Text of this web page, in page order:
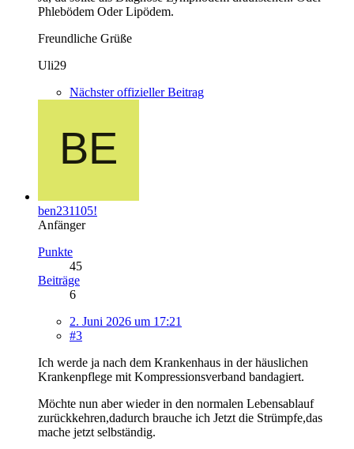
Phlebödem Oder Lipödem.
Freundliche Grüße
Uli29
Nächster offizieller Beitrag
ben231105!
Anfänger
Punkte
45
Beiträge
6
2. Juni 2026 um 17:21
#3
Ich werde ja nach dem Krankenhaus in der häuslichen
Krankenpflege mit Kompressionsverband bandagiert.
Möchte nun aber wieder in den normalen Lebensablauf
zurückkehren,dadurch brauche ich Jetzt die Strümpfe,das
mache jetzt selbständig.